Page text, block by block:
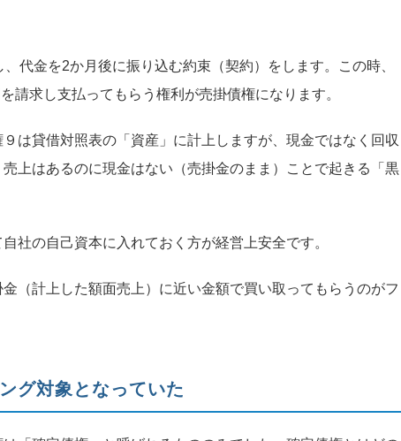
代金を2か月後に振り込む約束（契約）をします。この時、
請求し支払ってもらう権利が売掛債権になります。
は貸借対照表の「資産」に計上しますが、現金ではなく回収
上はあるのに現金はない（売掛金のまま）ことで起きる「黒
社の自己資本に入れておく方が経営上安全です。
（計上した額面売上）に近い金額で買い取ってもらうのがフ
グ対象となっていた